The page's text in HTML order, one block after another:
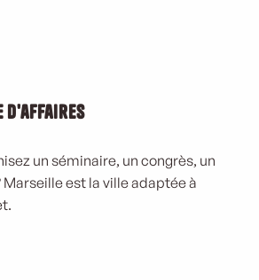
d'affaires
un séminaire, un congrès, un
Marseille est la ville adaptée à